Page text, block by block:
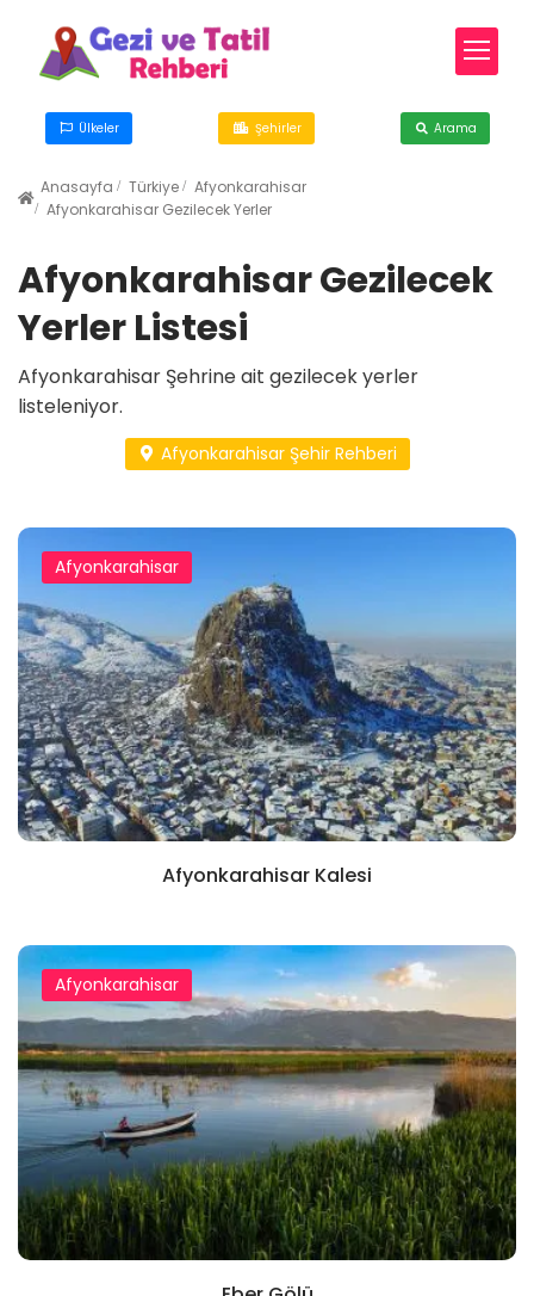
Ülkeler Şehirler Arama
Anasayfa Türkiye
Afyonkarahisar
Afyonkarahisar Gezilecek Yerler
Afyonkarahisar Gezilecek
Yerler Listesi
Afyonkarahisar Şehrine ait gezilecek yerler
listeleniyor.
Afyonkarahisar Şehir Rehberi
Afyonkarahisar
Afyonkarahisar Kalesi
Afyonkarahisar